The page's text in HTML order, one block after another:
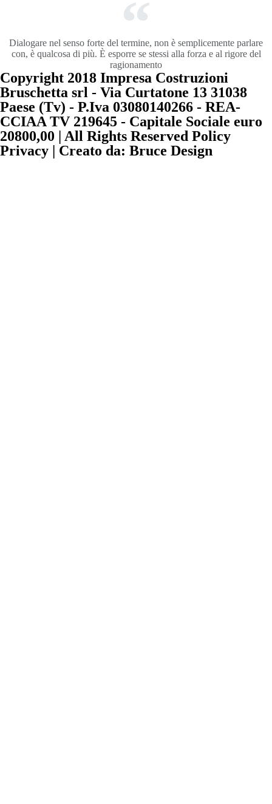
Dialogare nel senso forte del termine, non è semplicemente parlare
con, è qualcosa di più. È esporre se stessi alla forza e al rigore del
ragionamento
Copyright 2018 Impresa Costruzioni
Bruschetta srl - Via Curtatone 13 31038
Paese (Tv) - P.Iva 03080140266 - REA-
CCIAA TV 219645 - Capitale Sociale euro
20800,00 | All Rights Reserved Policy
Privacy | Creato da: Bruce Design